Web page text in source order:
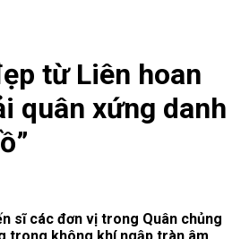
từ Liên hoan
quân xứng danh
sĩ các đơn vị trong Quân chủng